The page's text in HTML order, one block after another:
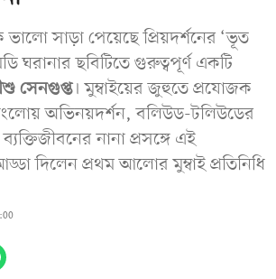
সাড়া পেয়েছে প্রিয়দর্শনের ‘ভূত
ঘরানার ছবিটিতে গুরুত্বপূর্ণ একটি
সেনগুপ্ত। মুম্বাইয়ের জুহুতে প্রযোজক
অভিনয়দর্শন, বলিউড-টলিউডের
নানা প্রসঙ্গে এই
দিলেন প্রথম আলোর মুম্বাই প্রতিনিধি